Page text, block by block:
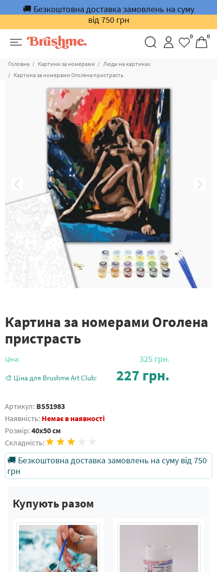
🚚 Безкоштовна доставка замовлень на суму
від 750 грн
0 0
Головна Картини за номерами
Люди на картинах
Картина за номерами Оголена пристрасть
Картина за номерами Оголена
пристрасть
Ціна: 325 грн.
🎨 Ціна для Brushme Art Club: 227 грн.
Артикул: BS51983
Наявність: Немає в наявності
Розмір: 40x50 см
Складність:
🚚 Безкоштовна доставка замовлень на суму від 750
грн
Купують разом